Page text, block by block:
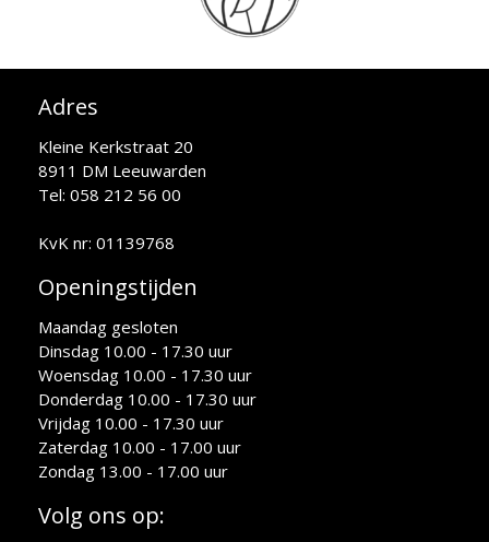
Adres
Kleine Kerkstraat 20
8911 DM Leeuwarden
Tel: 058 212 56 00
KvK nr: 01139768
Openingstijden
Maandag gesloten
Dinsdag 10.00 - 17.30 uur
Woensdag 10.00 - 17.30 uur
Donderdag 10.00 - 17.30 uur
Vrijdag 10.00 - 17.30 uur
Zaterdag 10.00 - 17.00 uur
Zondag 13.00 - 17.00 uur
Volg ons op: